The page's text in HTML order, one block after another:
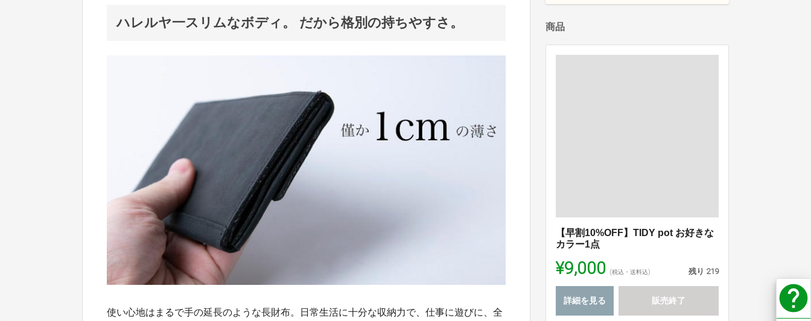
ハレルヤ一スリムなボディ。 だから格別の持ちやすさ。
使い心地はまるで手の延長のような長財布。日常生活に十分な収納力で、仕事に遊びに、全
商品
【早割10%OFF】TIDY pot お好きな
カラー1点
¥9,000 (税込・送料込) 残り 219
詳細を見る 販売終了 help